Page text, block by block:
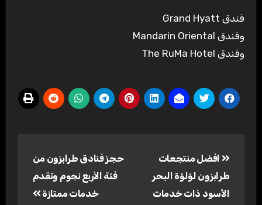
فندق Grand Hyatt
وفندق Mandarin Oriental
وفندق The RuMa Hotel
المقالات
افضل منتجعات
طرابزون لؤلؤة البحر
الأسود ذات خدمات
حجز فنادق طرابزون من
فئة الأربع نجوم وتقدم
خدمات ممتازة